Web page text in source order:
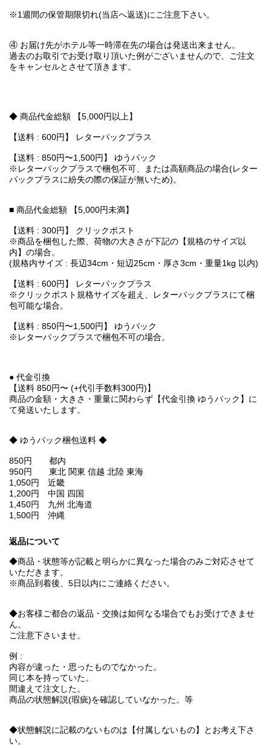
※1週間の保管期限切れ(当店へ返送)にご注意下さい。
④ お届け先がホテル等一時滞在先の場合は発送出来ません。
過去のお取引でお受け取り頂いた例がございませんので、ご注文
をキャンセルとさせて頂きます。
◆ 商品代金総額 【5,000円以上】
【送料 : 600円】 レターパックプラス
【送料 : 850円〜1,500円】 ゆうパック
※レターパックプラスで梱包不可、または高額商品の場合(レター
パックプラスに紛失の際の保証が無いため)。
■ 商品代金総額 【5,000円未満】
【送料 : 300円】 クリックポスト
※商品を梱包した際、荷物の大きさが下記の【規格のサイズ以
内】の場合。
(規格内サイズ : 長辺34cm・短辺25cm・厚さ3cm・重量1kg 以内)
【送料 : 600円】 レターパックプラス
※クリックポスト規格サイズを超え、レターパックプラスにて梱
包可能な場合。
【送料 : 850円〜1,500円】 ゆうパック
※レターパックプラスで梱包不可の場合。
● 代金引換
【送料 850円〜 (+代引手数料300円)】
商品の金額・大きさ・重量に関わらず【代金引換 ゆうパック】に
て発送いたします。
◆ ゆうパック梱包送料 ◆
850円 都内
950円 東北 関東 信越 北陸 東海
1,050円 近畿
1,200円 中国 四国
1,450円 九州 北海道
1,500円 沖縄
返品について
◆商品・状態等が記載と明らかに異なった場合のみご対応させて
いただきます。
※商品到着後、5日以内にご連絡ください。
◆お客様ご都合の返品・交換は如何なる場合でもお受けできませ
ん。
ご注意下さいませ。
例 :
内容が違った・思ったものでなかった。
同じ本を持っていた。
間違えて注文した。
商品の状態解説(瑕疵)を確認していなかった。等
◆状態解説に記載のないものは【付属しないもの】とお考え下さ
い。